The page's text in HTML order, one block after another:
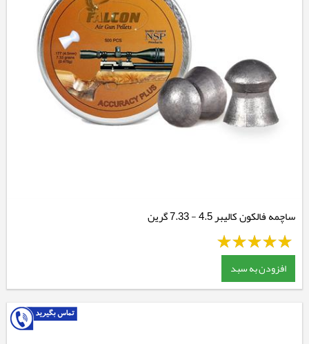
ساچمه فالکون کالیبر 4.5 - 7.33 گرین
افزودن به سبد